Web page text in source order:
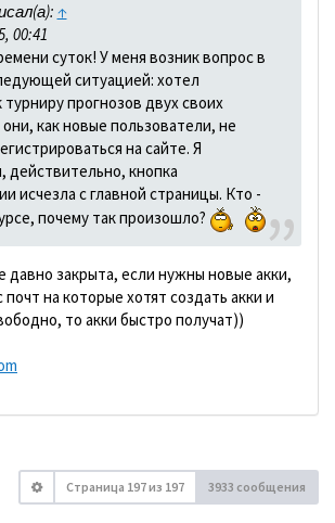
↑
00:41
суток! У меня возник вопрос в
ситуацией: хотел
турниру прогнозов двух своих
как новые пользователи, не
на сайте. Я
действительно, кнопка
исчезла с главной страницы. Кто -
почему так произошло?
давно закрыта, если нужны новые акки,
на которые хотят создать акки и
то акки быстро получат))
Страница 197из 197 3933 сообщения